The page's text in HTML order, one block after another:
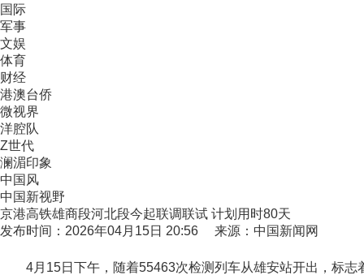
国际
军事
文娱
体育
财经
港澳台侨
微视界
洋腔队
Z世代
澜湄印象
中国风
中国新视野
京港高铁雄商段河北段今起联调联试 计划用时80天
发布时间：2026年04月15日 20:56 来源：中国新闻网
4月15日下午，随着55463次检测列车从雄安站开出，标志